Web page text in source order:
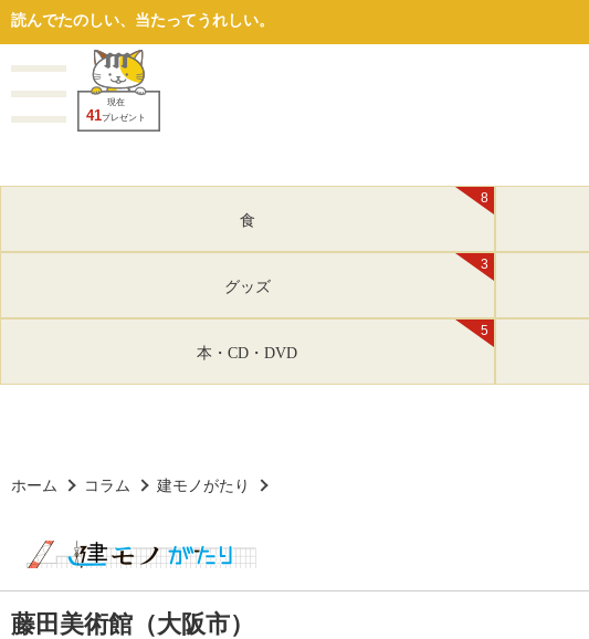
読んでたのしい、当たってうれしい。
現在
41プレゼント
8
食
3
グッズ
5
本・CD・DVD
ホーム コラム 建モノがたり
藤田美術館（大阪市）